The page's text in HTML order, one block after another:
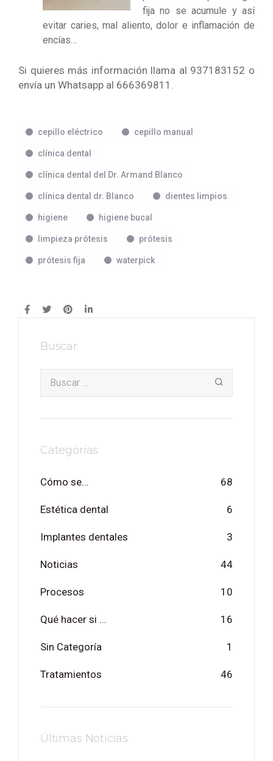
fija no se acumule y así
evitar caries, mal aliento, dolor e inflamación de
encías…
Si quieres más información llama al 937183152 o
envía un Whatsapp al 666369811.
cepillo eléctrico cepillo manual
clínica dental
clínica dental del Dr. Armand Blanco
clínica dental dr. Blanco dientes limpios
higiene higiene bucal
limpieza prótesis prótesis
prótesis fija waterpick
Buscar
Categorías
Cómo se… 68
Estética dental 6
Implantes dentales 3
Noticias 44
Procesos 10
Qué hacer si … 16
Sin Categoría 1
Tratamientos 46
Últimas Noticias